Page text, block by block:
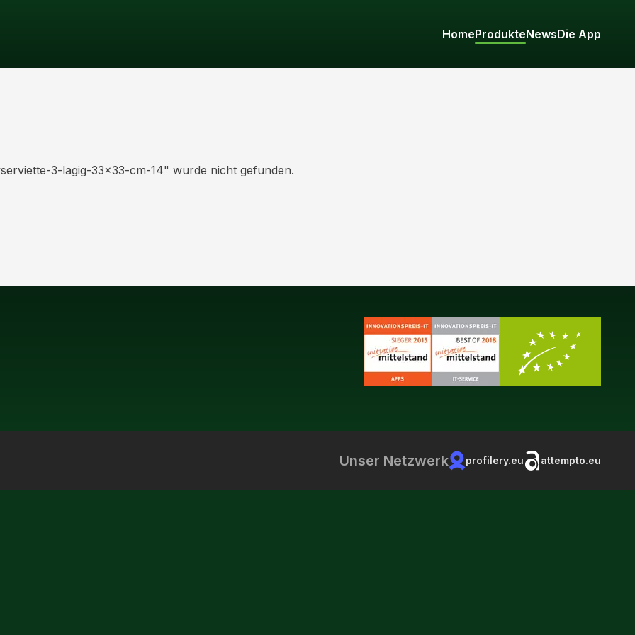
HomeProdukteNewsDie App
3-lagig-33x33-cm-14" wurde nicht gefunden.
Unser Netzwerk profilery.eu attempto.eu